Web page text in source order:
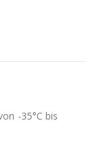
-35°C bis